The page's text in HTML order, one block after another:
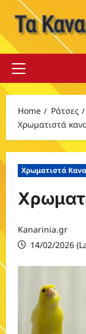
content
Primary
Home Ράτσες
Χρωματιστά
Χρωματιστά
Kanarinia.gr
14/02/2026